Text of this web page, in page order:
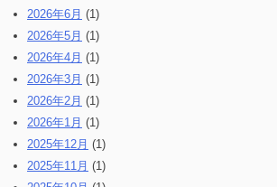
2026年6月 (1)
2026年5月 (1)
2026年4月 (1)
2026年3月 (1)
2026年2月 (1)
2026年1月 (1)
2025年12月 (1)
2025年11月 (1)